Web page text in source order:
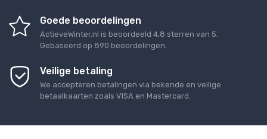
Goede beoordelingen
ActieveWinter.nl is beoordeeld 4,8 sterren van 5
Gebaseerd op 890 beoordelingen.
Veilige betaling
We accepteren betalingen via bekende en veilige
betaalkaarten zoals VISA en Mastercard.